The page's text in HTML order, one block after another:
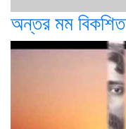
অন্তর মম বিকশিত